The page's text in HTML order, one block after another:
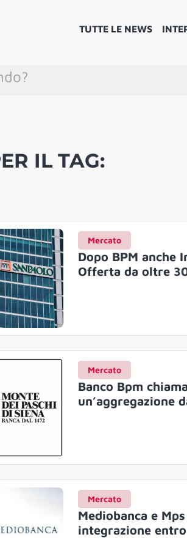
TUTTE LE NEWS
IL TAG:
Mercato
Dopo BPM anche
Offerta da oltre
Mercato
Banco Bpm
un’aggregazione
Mercato
Mediobanca e
integrazione